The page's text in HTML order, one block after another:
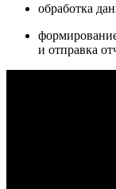
обработка
и отправка